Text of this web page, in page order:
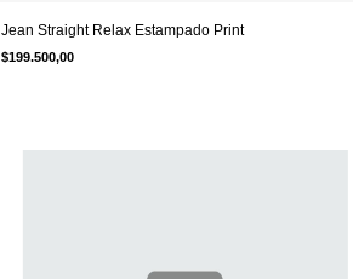
Jean Straight Relax Estampado Print
$199.500,00